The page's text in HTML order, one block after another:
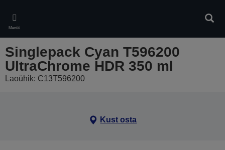
main
content
Menüü
Singlepack Cyan T596200
UltraChrome HDR 350 ml
Laoühik: C13T596200
Kust osta